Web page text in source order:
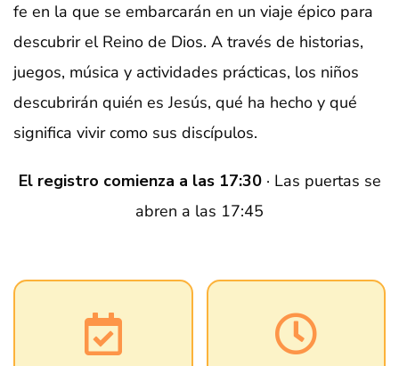
fe en la que se embarcarán en un viaje épico para
descubrir el Reino de Dios. A través de historias,
juegos, música y actividades prácticas, los niños
descubrirán quién es Jesús, qué ha hecho y qué
significa vivir como sus discípulos.
El registro comienza a las 17:30· Las puertas se
abren a las 17:45